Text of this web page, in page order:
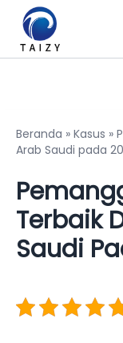
Beranda » Kasus »
Arab Saudi pada
Terbaik
Saudi